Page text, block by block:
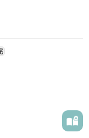
悔だけはしない
し」